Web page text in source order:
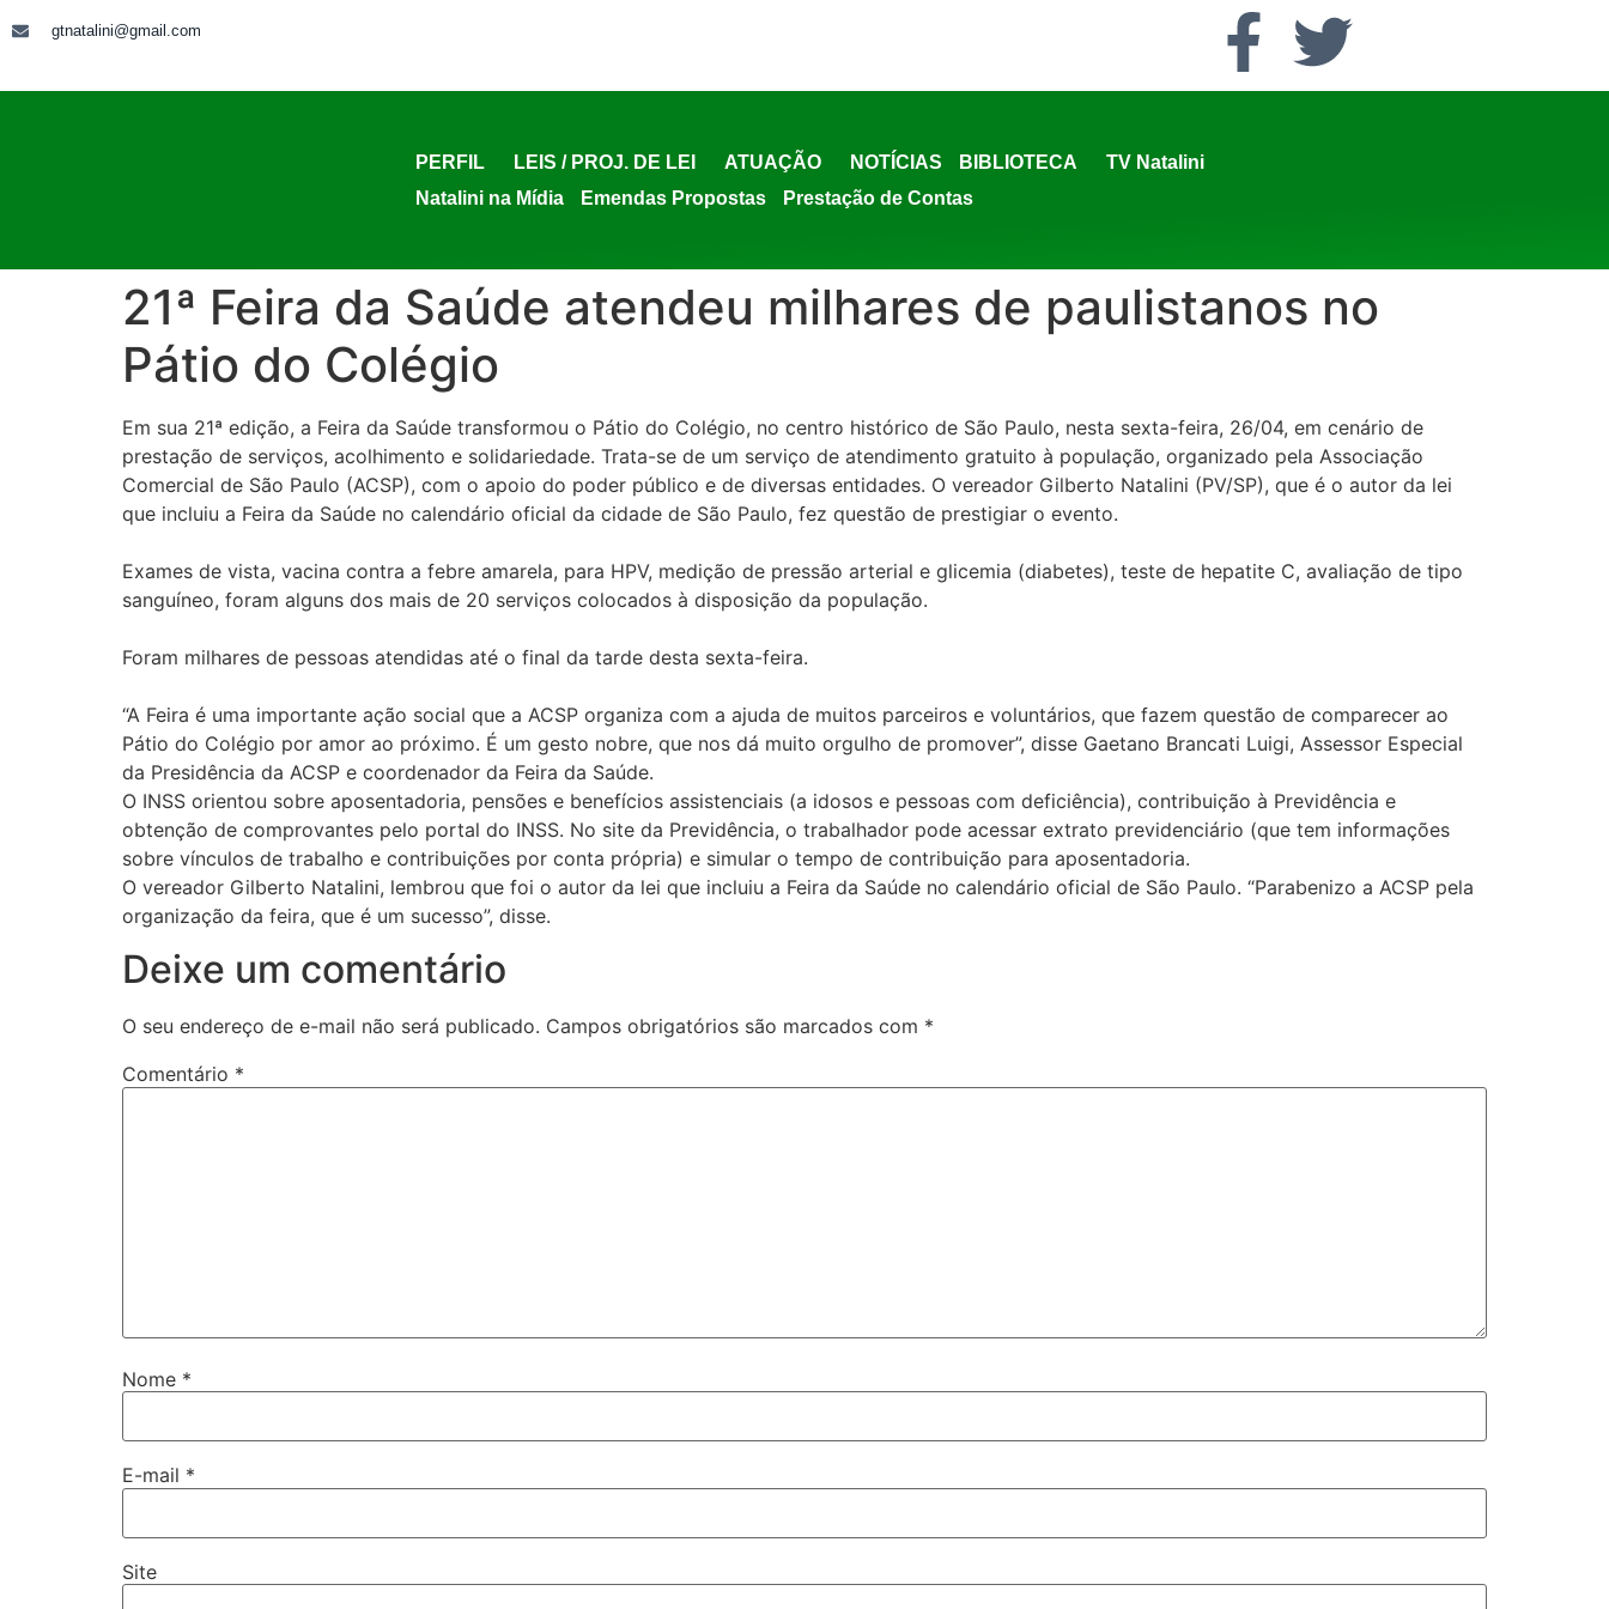
gtnatalini@gmail.com
PERFIL LEIS / PROJ. DE LEI ATUAÇÃO NOTÍCIAS BIBLIOTECA
TV Natalini
Natalini na Mídia
Emendas Propostas Prestação de Contas
21ª Feira da Saúde atendeu milhares de paulistanos no
Pátio do Colégio
Em sua 21ª edição, a Feira da Saúde transformou o Pátio do Colégio, no centro histórico de São Paulo, nesta sexta-feira, 26/04, em cenário de
prestação de serviços, acolhimento e solidariedade. Trata-se de um serviço de atendimento gratuito à população, organizado pela Associação
Comercial de São Paulo (ACSP), com o apoio do poder público e de diversas entidades. O vereador Gilberto Natalini (PV/SP), que é o autor da lei
que incluiu a Feira da Saúde no calendário oficial da cidade de São Paulo, fez questão de prestigiar o evento.
Exames de vista, vacina contra a febre amarela, para HPV, medição de pressão arterial e glicemia (diabetes), teste de hepatite C, avaliação de tipo
sanguíneo, foram alguns dos mais de 20 serviços colocados à disposição da população.
Foram milhares de pessoas atendidas até o final da tarde desta sexta-feira.
“A Feira é uma importante ação social que a ACSP organiza com a ajuda de muitos parceiros e voluntários, que fazem questão de comparecer ao
Pátio do Colégio por amor ao próximo. É um gesto nobre, que nos dá muito orgulho de promover”, disse Gaetano Brancati Luigi, Assessor Especial
da Presidência da ACSP e coordenador da Feira da Saúde.
O INSS orientou sobre aposentadoria, pensões e benefícios assistenciais (a idosos e pessoas com deficiência), contribuição à Previdência e
obtenção de comprovantes pelo portal do INSS. No site da Previdência, o trabalhador pode acessar extrato previdenciário (que tem informações
sobre vínculos de trabalho e contribuições por conta própria) e simular o tempo de contribuição para aposentadoria.
O vereador Gilberto Natalini, lembrou que foi o autor da lei que incluiu a Feira da Saúde no calendário oficial de São Paulo. “Parabenizo a ACSP pela
organização da feira, que é um sucesso”, disse.
Deixe um comentário
O seu endereço de e-mail não será publicado. Campos obrigatórios são marcados com *
Comentário *
Nome *
E-mail *
Site